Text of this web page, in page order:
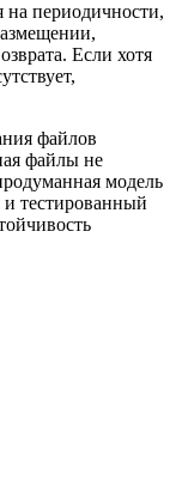
на периодичности,
Если хотя
файлов
файлы не
модель
тестированный